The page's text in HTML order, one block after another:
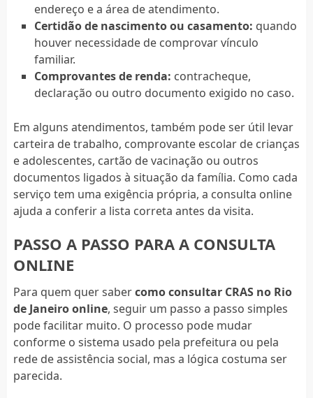
endereço e a área de atendimento.
Certidão de nascimento ou casamento: quando
houver necessidade de comprovar vínculo
familiar.
Comprovantes de renda: contracheque,
declaração ou outro documento exigido no caso.
Em alguns atendimentos, também pode ser útil levar
carteira de trabalho, comprovante escolar de crianças
e adolescentes, cartão de vacinação ou outros
documentos ligados à situação da família. Como cada
serviço tem uma exigência própria, a consulta online
ajuda a conferir a lista correta antes da visita.
PASSO A PASSO PARA A CONSULTA
ONLINE
Para quem quer sabercomo consultar CRAS no Rio
de Janeiro online, seguir um passo a passo simples
pode facilitar muito. O processo pode mudar
conforme o sistema usado pela prefeitura ou pela
rede de assistência social, mas a lógica costuma ser
parecida.